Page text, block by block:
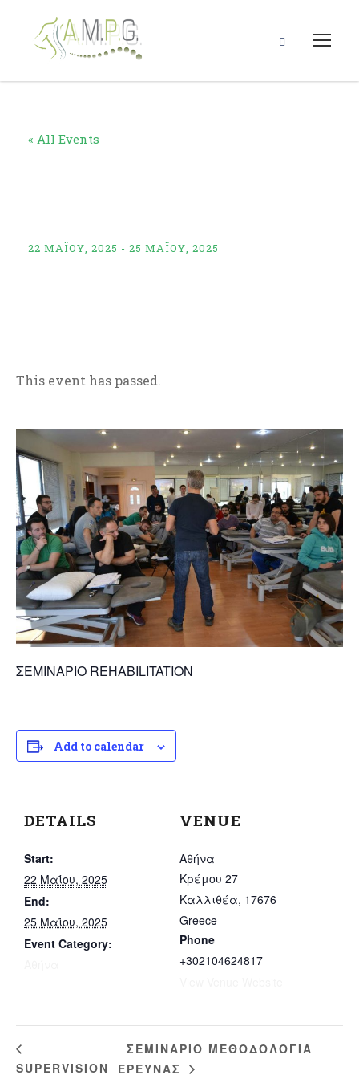
« All Events
22 ΜΑΪ́ΟΥ, 2025 - 25 ΜΑΪ́ΟΥ, 2025
This event has passed.
ΣΕΜΙΝΑΡΙΟ REHABILITATION
Add to calendar
DETAILS
Start:
22 Μαΐου, 2025
End:
25 Μαΐου, 2025
Event Category:
VENUE
Αθήνα
Κρέμου 27
Καλλιθέα, 17676
Greece
Phone
+302104624817
SUPERVISION
ΣΕΜΙΝΑΡΙΟ ΜΕΘΟΔΟΛΟΓΙΑ
ΕΡΕΥΝΑΣ